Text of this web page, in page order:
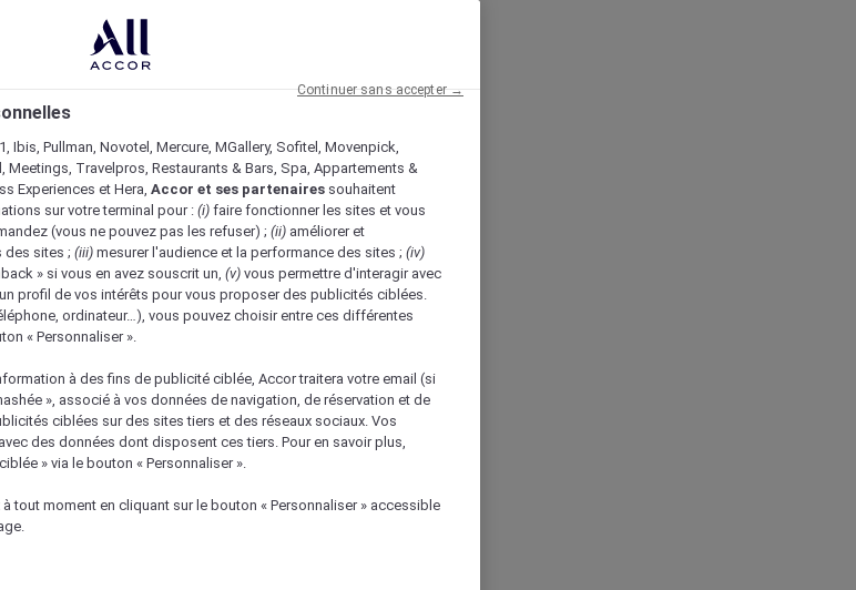
Ibis, Pullman, Novotel, Mercure, MGallery, Sofitel, Movenpick,
Meetings, Travelpros, Restaurants & Bars, Spa, Appartements &
Experiences et Hera, Accor et ses partenaires souhaitent
sur votre terminal pour : (i) faire fonctionner les sites et vous
(vous ne pouvez pas les refuser) ; (ii) améliorer et
des sites ; (iii) mesurer l'audience et la performance des sites ; (iv)
» si vous en avez souscrit un, (v) vous permettre d'interagir avec
profil de vos intérêts pour vous proposer des publicités ciblées.
ordinateur…), vous pouvez choisir entre ces différentes
« Personnaliser ».
à des fins de publicité ciblée, Accor traitera votre email (si
», associé à vos données de navigation, de réservation et de
ciblées sur des sites tiers et des réseaux sociaux. Vos
des données dont disposent ces tiers. Pour en savoir plus,
» via le bouton « Personnaliser ».
tout moment en cliquant sur le bouton « Personnaliser » accessible
Continuer sans accepter →